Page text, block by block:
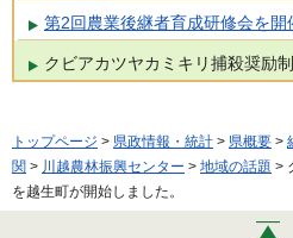
第2回農業後継者育成研修会を開
クビアカツヤカミキリ捕殺奨励
トップページ > 県政情報・統計 > 県概要 >
関 > 川越農林振興センター > 地域の話題 >
を越生町が開始しました。